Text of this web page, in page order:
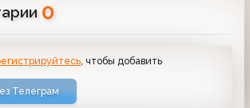
0
, чтобы добавить
Телеграм